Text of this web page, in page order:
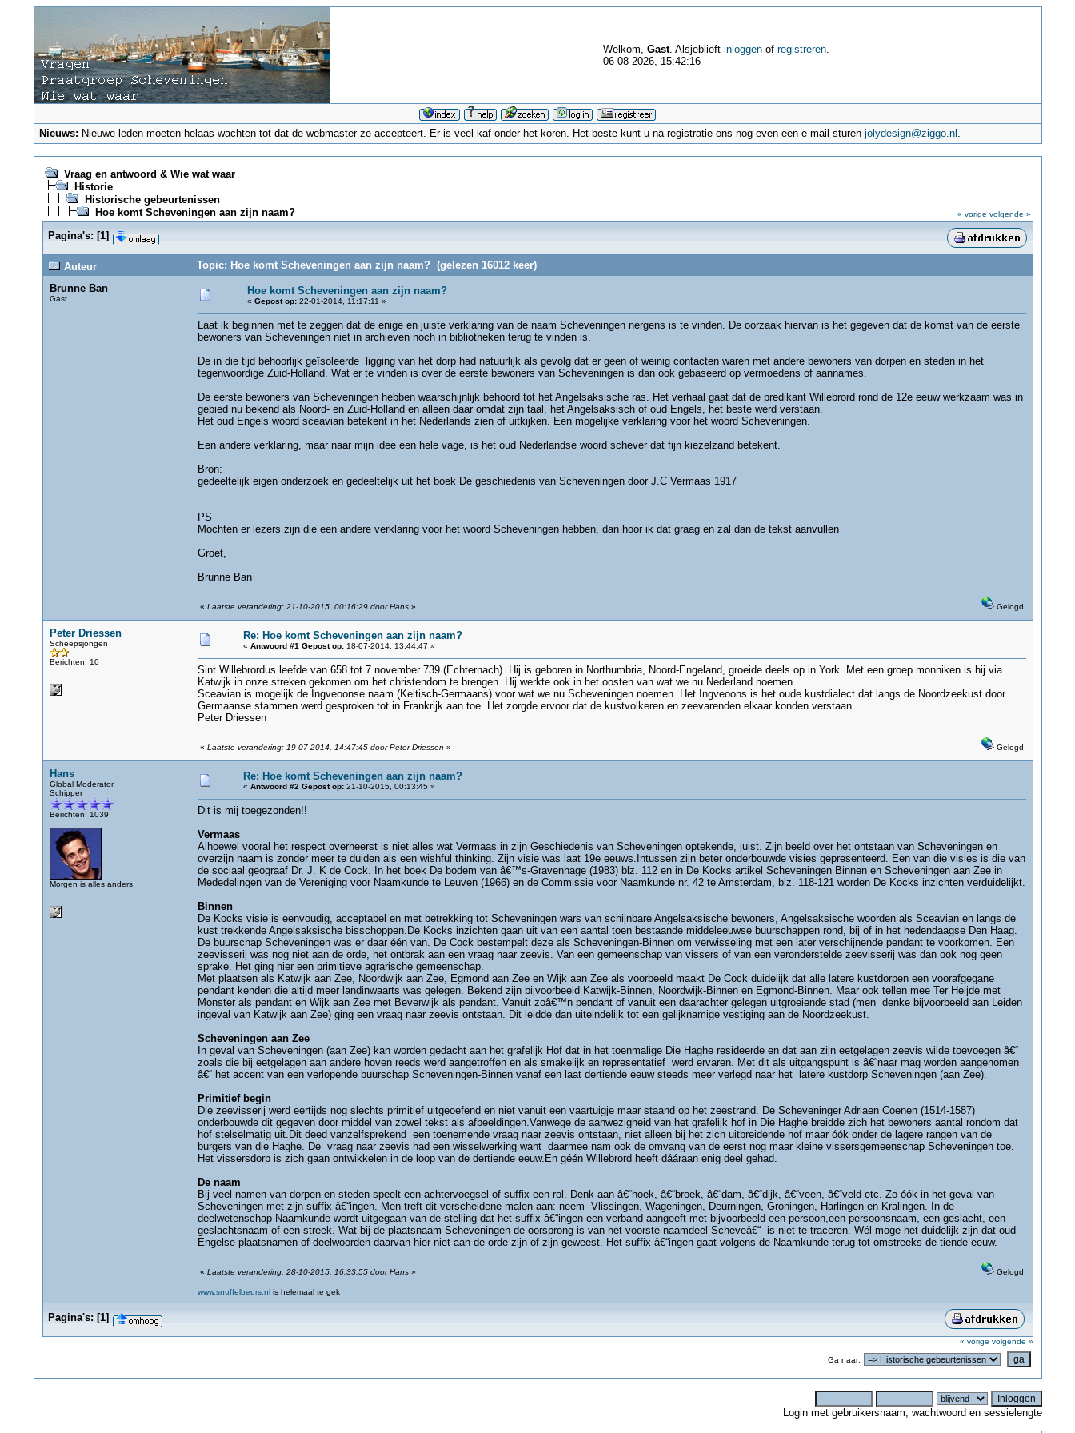
Welkom, Gast. Alsjeblieft inloggenof registreren.
06-08-2026, 15:42:16
Nieuws: Nieuwe leden moeten helaas wachten tot dat de webmaster ze accepteert. Er is veel kaf onder het koren. Het beste kunt u na registratie ons nog even een e-mail sturenjolydesign@ziggo.nl .
Vraag en antwoord & Wie wat waar
Historie
Historische gebeurtenissen
Hoe komt Scheveningen aan zijn naam?
« vorige volgende »
Pagina's: [1]
Auteur
Topic: Hoe komt Scheveningen aan zijn naam? (gelezen 16012 keer)
Brunne Ban
Gast
Hoe komt Scheveningen aan zijn naam?
« Gepost op:22-01-2014, 11:17:11 »
Laat ik beginnen met te zeggen dat de enige en juiste verklaring van de naam Scheveningen nergens is te vinden. De oorzaak hiervan is het gegeven dat de komst van de eerste
bewoners van Scheveningen niet in archieven noch in bibliotheken terug te vinden is.
De in die tijd behoorlijk geïsoleerde ligging van het dorp had natuurlijk als gevolg dat er geen of weinig contacten waren met andere bewoners van dorpen en steden in het
tegenwoordige Zuid-Holland. Wat er te vinden is over de eerste bewoners van Scheveningen is dan ook gebaseerd op vermoedens of aannames.
De eerste bewoners van Scheveningen hebben waarschijnlijk behoord tot het Angelsaksische ras. Het verhaal gaat dat de predikant Willebrord rond de 12e eeuw werkzaam was in
gebied nu bekend als Noord- en Zuid-Holland en alleen daar omdat zijn taal, het Angelsaksisch of oud Engels, het beste werd verstaan.
Het oud Engels woord sceavian betekent in het Nederlands zien of uitkijken. Een mogelijke verklaring voor het woord Scheveningen.
Een andere verklaring, maar naar mijn idee een hele vage, is het oud Nederlandse woord schever dat fijn kiezelzand betekent.
Bron:
gedeeltelijk eigen onderzoek en gedeeltelijk uit het boek De geschiedenis van Scheveningen door J.C Vermaas 1917
PS
Mochten er lezers zijn die een andere verklaring voor het woord Scheveningen hebben, dan hoor ik dat graag en zal dan de tekst aanvullen
Groet,
Brunne Ban
« Laatste verandering: 21-10-2015, 00:16:29 door Hans» Gelogd
Peter Driessen
Scheepsjongen
Berichten: 10
Re: Hoe komt Scheveningen aan zijn naam?
« Antwoord #1 Gepost op:18-07-2014, 13:44:47 »
Sint Willebrordus leefde van 658 tot 7 november 739 (Echternach). Hij is geboren in Northumbria, Noord-Engeland, groeide deels op in York. Met een groep monniken is hij via
Katwijk in onze streken gekomen om het christendom te brengen. Hij werkte ook in het oosten van wat we nu Nederland noemen.
Sceavian is mogelijk de Ingveoonse naam (Keltisch-Germaans) voor wat we nu Scheveningen noemen. Het Ingveoons is het oude kustdialect dat langs de Noordzeekust door
Germaanse stammen werd gesproken tot in Frankrijk aan toe. Het zorgde ervoor dat de kustvolkeren en zeevarenden elkaar konden verstaan.
Peter Driessen
« Laatste verandering: 19-07-2014, 14:47:45 door Peter Driessen » Gelogd
Hans
Global Moderator
Schipper
Berichten: 1039
Morgen is alles anders.
Re: Hoe komt Scheveningen aan zijn naam?
« Antwoord #2 Gepost op:21-10-2015, 00:13:45 »
Dit is mij toegezonden!!
Vermaas
Alhoewel vooral het respect overheerst is niet alles wat Vermaas in zijn Geschiedenis van Scheveningen optekende, juist. Zijn beeld over het ontstaan van Scheveningen en
overzijn naam is zonder meer te duiden als een wishful thinking. Zijn visie was laat 19e eeuws.Intussen zijn beter onderbouwde visies gepresenteerd. Een van die visies is die van
de sociaal geograaf Dr. J. K de Cock. In het boek De bodem van â€™s-Gravenhage (1983) blz. 112 en in De Kocks artikel Scheveningen Binnen en Scheveningen aan Zee in
Mededelingen van de Vereniging voor Naamkunde te Leuven (1966) en de Commissie voor Naamkunde nr. 42 te Amsterdam, blz. 118-121 worden De Kocks inzichten verduidelijkt.
Binnen
De Kocks visie is eenvoudig, acceptabel en met betrekking tot Scheveningen wars van schijnbare Angelsaksische bewoners, Angelsaksische woorden als Sceavian en langs de
kust trekkende Angelsaksische bisschoppen.De Kocks inzichten gaan uit van een aantal toen bestaande middeleeuwse buurschappen rond, bij of in het hedendaagse Den Haag.
De buurschap Scheveningen was er daar één van. De Cock bestempelt deze als Scheveningen-Binnen om verwisseling met een later verschijnende pendant te voorkomen. Een
zeevisserij was nog niet aan de orde, het ontbrak aan een vraag naar zeevis. Van een gemeenschap van vissers of van een veronderstelde zeevisserij was dan ook nog geen
sprake. Het ging hier een primitieve agrarische gemeenschap.
Met plaatsen als Katwijk aan Zee, Noordwijk aan Zee, Egmond aan Zee en Wijk aan Zee als voorbeeld maakt De Cock duidelijk dat alle latere kustdorpen een voorafgegane
pendant kenden die altijd meer landinwaarts was gelegen. Bekend zijn bijvoorbeeld Katwijk-Binnen, Noordwijk-Binnen en Egmond-Binnen. Maar ook tellen mee Ter Heijde met
Monster als pendant en Wijk aan Zee met Beverwijk als pendant. Vanuit zoâ€™n pendant of vanuit een daarachter gelegen uitgroeiende stad (men denke bijvoorbeeld aan Leiden
ingeval van Katwijk aan Zee) ging een vraag naar zeevis ontstaan. Dit leidde dan uiteindelijk tot een gelijknamige vestiging aan de Noordzeekust.
Scheveningen aan Zee
In geval van Scheveningen (aan Zee) kan worden gedacht aan het grafelijk Hof dat in het toenmalige Die Haghe resideerde en dat aan zijn eetgelagen zeevis wilde toevoegen â€“
zoals die bij eetgelagen aan andere hoven reeds werd aangetroffen en als smakelijk en representatief werd ervaren. Met dit als uitgangspunt is â€“naar mag worden aangenomen
â€“ het accent van een verlopende buurschap Scheveningen-Binnen vanaf een laat dertiende eeuw steeds meer verlegd naar het latere kustdorp Scheveningen (aan Zee).
Primitief begin
Die zeevisserij werd eertijds nog slechts primitief uitgeoefend en niet vanuit een vaartuigje maar staand op het zeestrand. De Scheveninger Adriaen Coenen (1514-1587)
onderbouwde dit gegeven door middel van zowel tekst als afbeeldingen.Vanwege de aanwezigheid van het grafelijk hof in Die Haghe breidde zich het bewoners aantal rondom dat
hof stelselmatig uit.Dit deed vanzelfsprekend een toenemende vraag naar zeevis ontstaan, niet alleen bij het zich uitbreidende hof maar óók onder de lagere rangen van de
burgers van die Haghe. De vraag naar zeevis had een wisselwerking want daarmee nam ook de omvang van de eerst nog maar kleine vissersgemeenschap Scheveningen toe.
Het vissersdorp is zich gaan ontwikkelen in de loop van de dertiende eeuw.En géén Willebrord heeft dááraan enig deel gehad.
De naam
Bij veel namen van dorpen en steden speelt een achtervoegsel of suffix een rol. Denk aan â€“hoek, â€“broek, â€“dam, â€“dijk, â€“veen, â€“veld etc. Zo óók in het geval van
Scheveningen met zijn suffix â€“ingen. Men treft dit verscheidene malen aan: neem Vlissingen, Wageningen, Deurningen, Groningen, Harlingen en Kralingen. In de
deelwetenschap Naamkunde wordt uitgegaan van de stelling dat het suffix â€“ingen een verband aangeeft met bijvoorbeeld een persoon,een persoonsnaam, een geslacht, een
geslachtsnaam of een streek. Wat bij de plaatsnaam Scheveningen de oorsprong is van het voorste naamdeel Scheveâ€“ is niet te traceren. Wél moge het duidelijk zijn dat oud-
Engelse plaatsnamen of deelwoorden daarvan hier niet aan de orde zijn of zijn geweest. Het suffix â€“ingen gaat volgens de Naamkunde terug tot omstreeks de tiende eeuw.
« Laatste verandering: 28-10-2015, 16:33:55 door Hans» Gelogd
www.snuffelbeurs.nlis helemaal te gek
Pagina's: [1]
« vorige volgende »
Ga naar:
Login met gebruikersnaam, wachtwoord en sessielengte